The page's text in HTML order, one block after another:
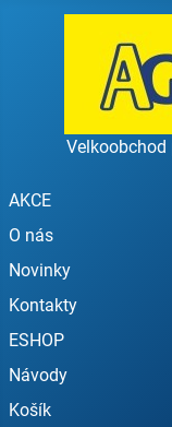
Velkoobchod
AKCE
O nás
Novinky
Kontakty
ESHOP
Návody
Košík